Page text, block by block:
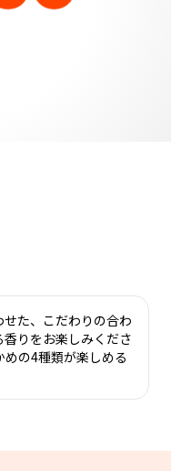
た、こだわりの合わ
りをお楽しみくださ
めの4種類が楽しめる